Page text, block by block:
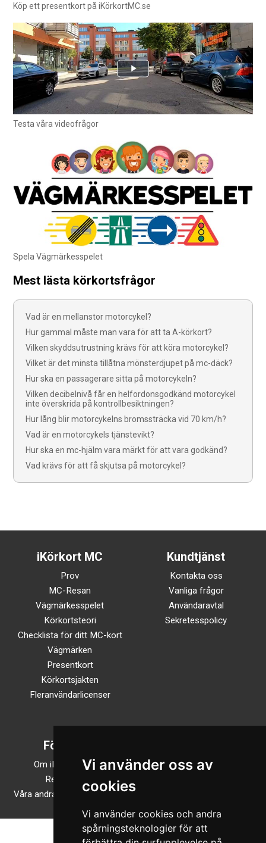
Vi använder oss av
cookies
Vi använder cookies och andra
spårningsteknologier för att
Köp ett presentkort på iKörkortMC.se
Testa våra videofrågor
Spela Vägmärkesspelet
Mest lästa körkortsfrågor
Vad är en mellanstor motorcykel?
Hur gammal måste man vara för att ta A-körkort?
Vilken skyddsutrustning krävs för att köra motorcykel?
Vilket är det minsta tillåtna mönsterdjupet på mc-däck?
Hur ska en passagerare sitta på motorcykeln?
Vilken decibelnivå får en helfordonsgodkänd motorcykel
inte överskrida på kontrollbesiktningen?
Hur lång blir motorcykelns bromssträcka vid 70 km/h?
Vad är en motorcykels tjänstevikt?
Hur ska en mc-hjälm vara märkt för att vara godkänd?
Vad krävs för att få skjutsa på motorcykel?
iKörkort MC
Prov
MC-Resan
Vägmärkesspelet
Körkortsteori
Checklista för ditt MC-kort
Vägmärken
Presentkort
Körkortsjakten
Fleranvändarlicenser
Kundtjänst
Kontakta oss
Vanliga frågor
Användaravtal
Sekretesspolicy
Företaget
Om iKörkortMC.se
Recensioner
Våra andra onlineutbildningar
TikTok